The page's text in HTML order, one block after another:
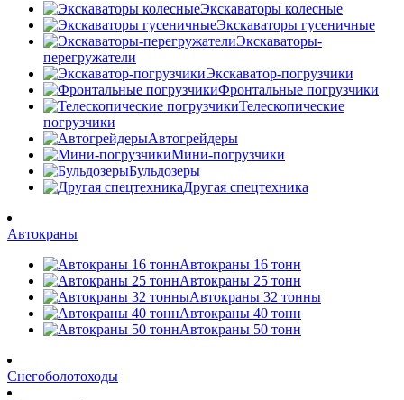
Экскаваторы колесные
Экскаваторы гусеничные
Экскаваторы-
перегружатели
Экскаватор-погрузчики
Фронтальные погрузчики
Телескопические
погрузчики
Автогрейдеры
Мини-погрузчики
Бульдозеры
Другая спецтехника
Автокраны
Автокраны 16 тонн
Автокраны 25 тонн
Автокраны 32 тонны
Автокраны 40 тонн
Автокраны 50 тонн
Снегоболотоходы